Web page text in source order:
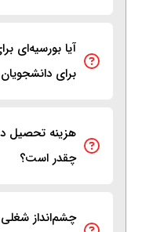
آیا بورسیه‌ای
برای
هزینه تحصیل
چقدر است؟
چشم‌انداز شغلی